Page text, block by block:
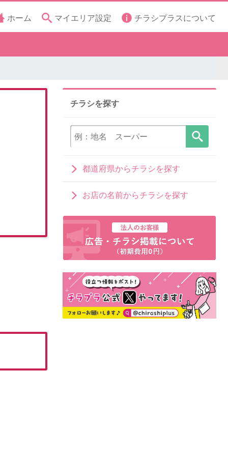
ホーム マイエリア設定 チラシプラスについて
チラシを探す
都道府県からチラシを探す
お店の名前からチラシを探す